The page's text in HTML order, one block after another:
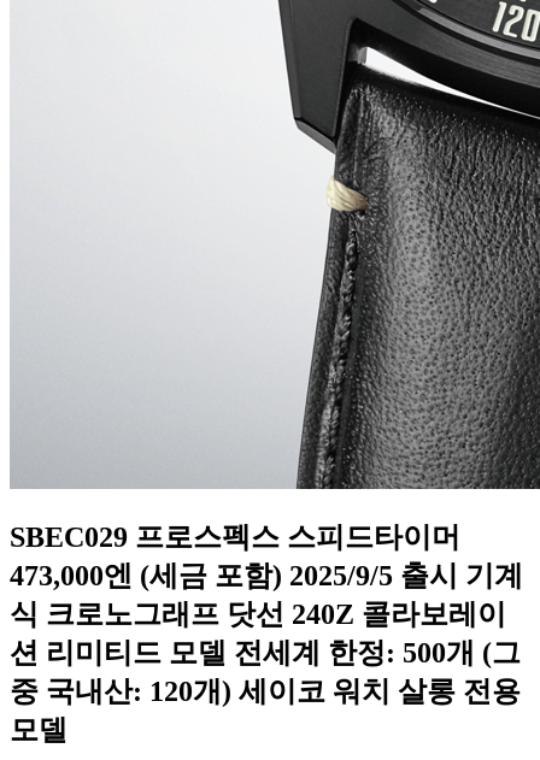
SBEC029 프로스펙스 스피드타이머
473,000엔 (세금 포함) 2025/9/5 출시 기계
식 크로노그래프 닷선 240Z 콜라보레이
션 리미티드 모델 전세계 한정: 500개 (그
중 국내산: 120개) 세이코 워치 살롱 전용
모델